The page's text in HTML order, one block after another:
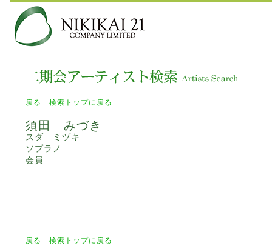
戻る 検索トップに戻る
須田 みづき
スダ ミヅキ
ソプラノ
会員
戻る 検索トップに戻る